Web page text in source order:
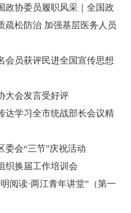
政协委员履职风采｜全国政
疏松防治 加强基层医务人员
会员获评民进全国宣传思想
大会发言受好评
达学习全市统战部长会议精
委会“三节”庆祝活动
织换届工作培训会
阅读·两江青年讲堂”（第一